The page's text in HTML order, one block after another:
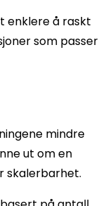
enklere å raskt
som passer
mindre
ut om en
skalerbarhet.